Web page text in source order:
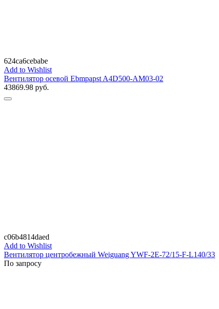
624ca6cebabe
Add to Wishlist
Вентилятор осевой Ebmpapst A4D500-AM03-02
43869.98 руб.
c06b4814daed
Add to Wishlist
Вентилятор центробежный Weiguang YWF-2E-72/15-F-L140/33
По запросу